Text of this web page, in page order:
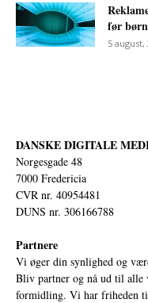
før
5 august,
DANSKE DIGITALE
Norgesgade 48
7000 Fredericia
CVR nr. 40954481
DUNS nr. 306166788
Partnere
Vi øger din synlighed og
Bliv partner og nå ud til alle
formidling. Vi har friheden